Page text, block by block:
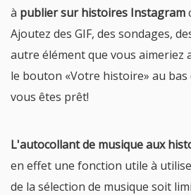
à publier sur histoires Instagram
Ajoutez des GIF, des sondages,
autre élément que vous aimeriez
le bouton «Votre histoire» au
vous êtes prêt!
L'autocollant de musique aux
en effet une fonction utile à
de la sélection de musique soit